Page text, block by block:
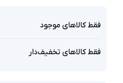
فقط کالاهای موجود
فقط کالاهای تخفیف‌دار